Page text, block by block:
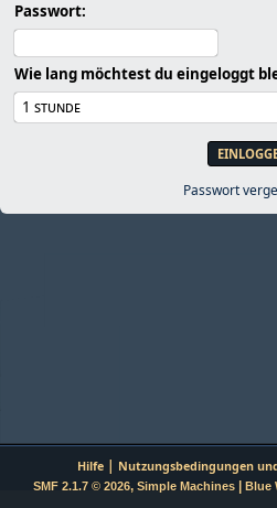
Passwort:
Wie lang möchtest du eingeloggt
Passwort
Hilfe| Nutzungsbedingungen
SMF 2.1.7 © 2026, Simple Machines| Blue